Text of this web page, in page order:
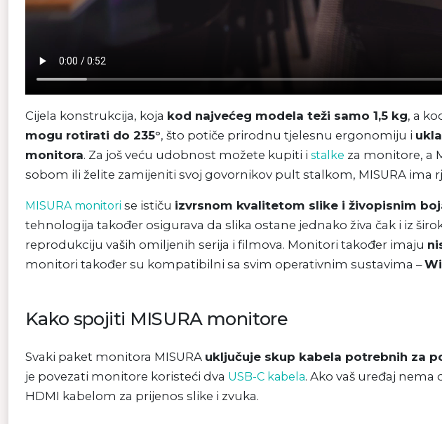
Cijela konstrukcija, koja kod najvećeg modela teži samo 1,5 kg, a
mogu rotirati do 235°, što potiče prirodnu tjelesnu ergonomiju i
monitora. Za još veću udobnost možete kupiti i stalke za monitore, a
sobom ili želite zamijeniti svoj govornikov pult stalkom, MISURA ima
MISURA monitori se ističu izvrsnom kvalitetom slike i živopisnim
tehnologija također osigurava da slika ostane jednako živa čak i iz
reprodukciju vaših omiljenih serija i filmova. Monitori također imaju
monitori također su kompatibilni sa svim operativnim sustavima –
Kako spojiti MISURA monitore
Svaki paket monitora MISURA uključuje skup kabela potrebnih za
je povezati monitore koristeći dva USB-C kabela. Ako vaš uređaj nema
HDMI kabelom za prijenos slike i zvuka.